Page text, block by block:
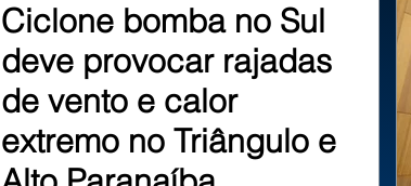
Ciclone bomba no Sul
deve provocar rajadas
de vento e calor
extremo no Triângulo e